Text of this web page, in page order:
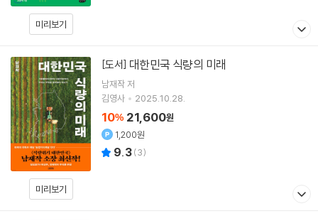
미리보기
미리보기
[도서] 대한민국 식량의 미래
남재작저
김영사
2025.10.28.
10% 21,600원
1,200원
9.3(3)